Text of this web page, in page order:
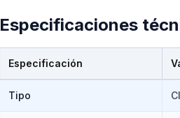
Especificaciones
Especificación
Tipo